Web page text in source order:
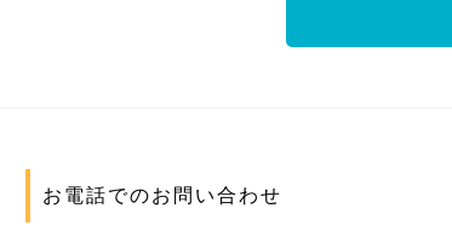
お電話でのお問い合わせ